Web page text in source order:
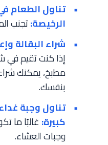
تناول الطعام
الرخيصة:تجنب
شراء البقالة
إذا كنت تقيم في
مطبخ، يمكنك
بنفسك.
تناول وجبة
كبيرة: غالبًا ما
وجبات العشاء.